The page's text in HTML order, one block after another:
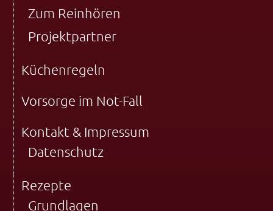
Zum Reinhören
Projektpartner
Küchenregeln
Vorsorge im Not-Fall
Kontakt & Impressum
Datenschutz
Rezepte
Grundlagen